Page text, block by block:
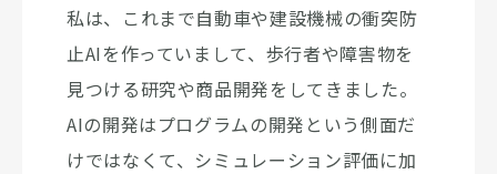
私は、これまで自動車や建設機械の衝突防
止AIを作っていまして、歩行者や障害物を
見つける研究や商品開発をしてきました。
AIの開発はプログラムの開発という側面だ
けではなくて、シミュレーション評価に加